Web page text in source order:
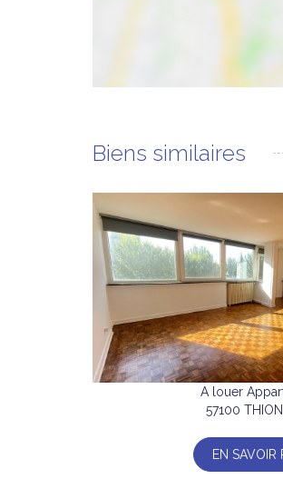
Biens similaires
A louer
57100
EN SAVOIR